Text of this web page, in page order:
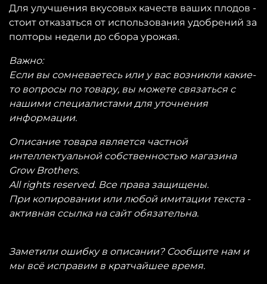
Для улучшения вкусовых качеств ваших плодов -
стоит отказаться от использования удобрений за
полторы недели до сбора урожая.
Важно:
Если вы сомневаетесь или у вас возникли какие-
то вопросы по товару, вы можете связаться с
нашими специалистами для уточнения
информации.
Описание товара является частной
интеллектуальной собственностью магазина
Grow Brothers.
All rights reserved. Все права защищены.
При копировании или любой имитации текста -
активная ссылка на сайт обязательна.
Заметили ошибку в описании? Сообщите нам и
мы всё исправим в кратчайшее время.